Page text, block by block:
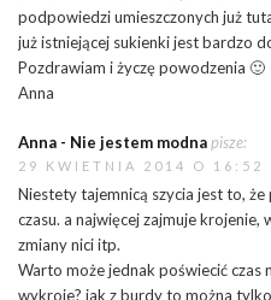
podpowiedzi umieszczonych już
już istniejącej sukienki jest bardzo
Pozdrawiam i życzę powodzenia 🙂
Anna
Anna - Nie jestem modnapisze:
29 KWIETNIA 2014 O 16:52
Niestety tajemnicą szycia jest to,
czasu. a najwięcej zajmuje
zmiany nici itp.
Warto może jednak poświecić czas
wykroje? jak z burdy to można